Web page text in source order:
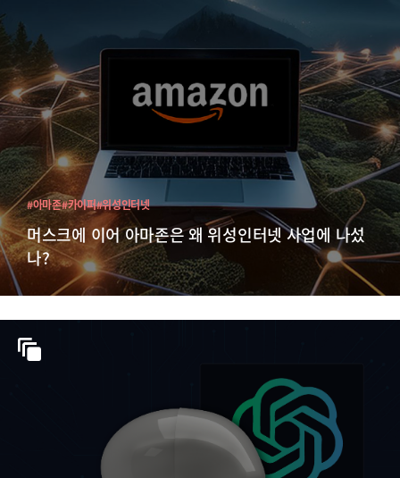
머스크에 이어 아마존은 왜 위성인터넷 사업에 나섰
나?
#아마존#카이퍼#위성인터넷